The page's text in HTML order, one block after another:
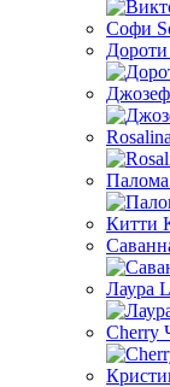
Софи
Китти
Лаура
Cherry